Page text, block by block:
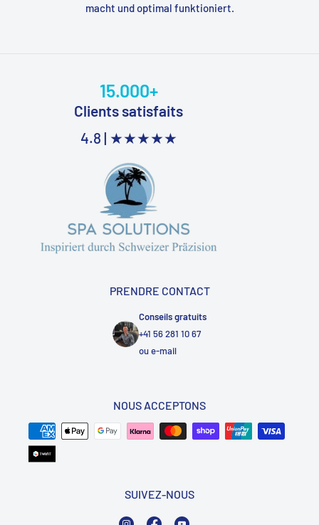
macht und optimal funktioniert.
15.000+
Clients satisfaits
4.8 | ★★★★★
PRENDRE CONTACT
Conseils gratuits
+41 56 281 10 67
oue-mail
NOUS ACCEPTONS
SUIVEZ-NOUS
InstagramFacebook